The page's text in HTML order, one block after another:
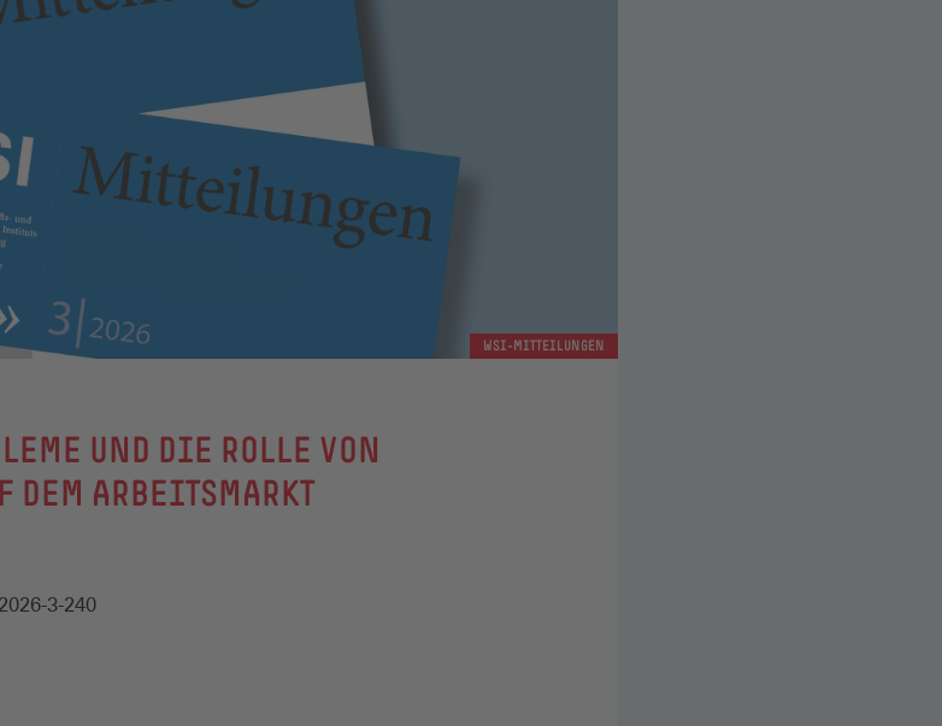
WSI-MITTEILUNGEN
UND DIE ROLLE VON
DEM ARBEITSMARKT
3-240